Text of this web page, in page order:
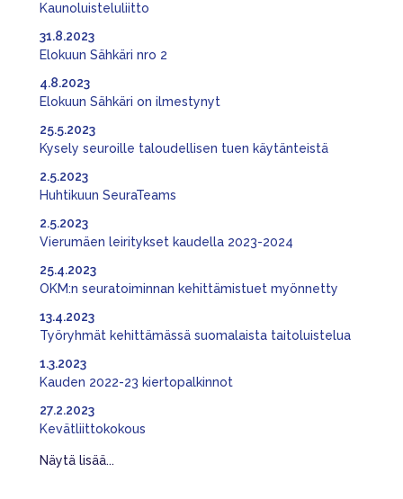
Kaunoluisteluliitto
Elokuun Sähkäri nro 2
31.8.2023
Elokuun Sähkäri on ilmestynyt
4.8.2023
Kysely seuroille taloudellisen tuen käytänteistä
25.5.2023
Huhtikuun SeuraTeams
2.5.2023
Vierumäen leiritykset kaudella 2023-2024
2.5.2023
OKM:n seuratoiminnan kehittämistuet myönnetty
25.4.2023
Työryhmät kehittämässä suomalaista taitoluistelua
13.4.2023
Kauden 2022-23 kiertopalkinnot
1.3.2023
Kevätliittokokous
27.2.2023
Näytä lisää...